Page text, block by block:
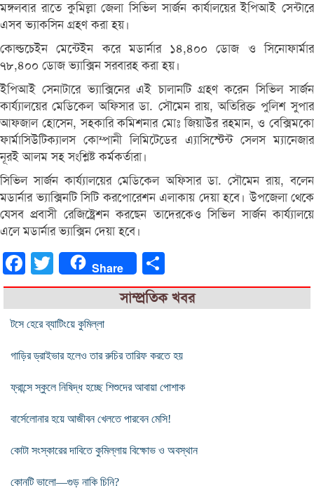
মঙ্গলবার রাতে কুমিল্লা জেলা সিভিল সার্জন কার্যালয়ের ইপিআই সেন্টারে
এসব ভ্যাকসিন গ্রহণ করা হয়।
কোল্ডচেইন মেন্টেইন করে মডার্নার ১৪,৪০০ ডোজ ও সিনোফার্মার
৭৮,৪০০ ডোজ ভ্যাক্সিন সরবারহ করা হয়।
ইপিআই সেনাটারে ভ্যাক্সিনের এই চালানটি গ্রহণ করেন সিভিল সার্জন
কার্য্যালয়ের মেডিকেল অফিসার ডা. সৌমেন রায়, অতিরিক্ত পুলিশ সুপার
আফজাল হোসেন, সহকারি কমিশনার মোঃ জিয়াউর রহমান, ও বেক্সিমকো
ফার্মাসিউটিক্যালস কোম্পানী লিমিটেডের এ্যাসিস্টেন্ট সেলস ম্যানেজার
নূরই আলম সহ সংশ্লিষ্ট কর্মকর্তারা।
সিভিল সার্জন কার্য্যালয়ের মেডিকেল অফিসার ডা. সৌমেন রায়, বলেন
মডার্নার ভ্যাক্সিনটি সিটি করপোরেশন এলাকায় দেয়া হবে। উপজেলা থেকে
যেসব প্রবাসী রেজিষ্ট্রেশন করছেন তাদেরকেও সিভিল সার্জন কার্য্যালয়ে
এলে মডার্নার ভ্যাক্সিন দেয়া হবে।
FacebookTwitter Share
সাম্প্রতিক খবর
টসে হেরে ব্যাটিংয়ে কুমিল্লা
গাড়ির ড্রাইভার হলেও তার রুচির তারিফ করতে হয়
ফ্রান্সে স্কুলে নিষিদ্ধ হচ্ছে শিশুদের আবায়া পোশাক
বার্সেলোনার হয়ে আজীবন খেলতে পারবেন মেসি!
কোটা সংস্কারের দাবিতে কুমিল্লায় বিক্ষোভ ও অবস্থান
কোনটি ভালো—গুড় নাকি চিনি?